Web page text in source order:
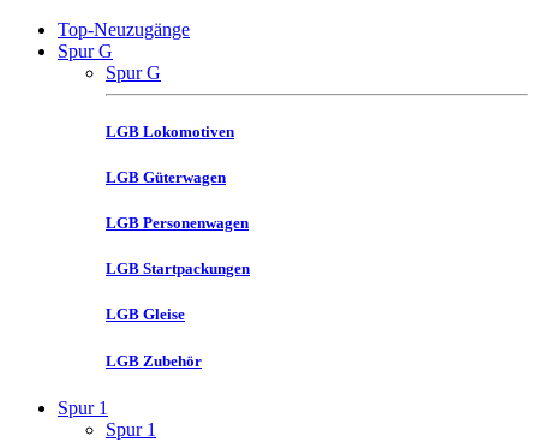
Top-Neuzugänge
Spur G
Spur G
LGB Lokomotiven
LGB Güterwagen
LGB Personenwagen
LGB Startpackungen
LGB Gleise
LGB Zubehör
Spur 1
Spur 1